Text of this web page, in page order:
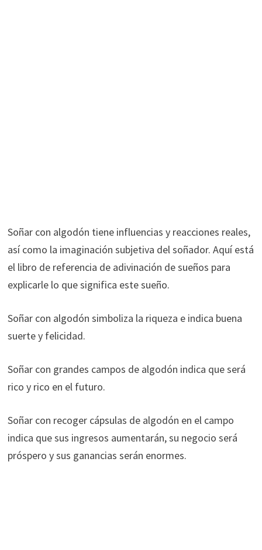
Soñar con algodón tiene influencias y reacciones reales,
así como la imaginación subjetiva del soñador. Aquí está
el libro de referencia de adivinación de sueños para
explicarle lo que significa este sueño.
Soñar con algodón simboliza la riqueza e indica buena
suerte y felicidad.
Soñar con grandes campos de algodón indica que será
rico y rico en el futuro.
Soñar con recoger cápsulas de algodón en el campo
indica que sus ingresos aumentarán, su negocio será
próspero y sus ganancias serán enormes.